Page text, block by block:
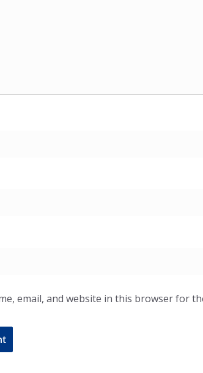
email, and website in this browser for